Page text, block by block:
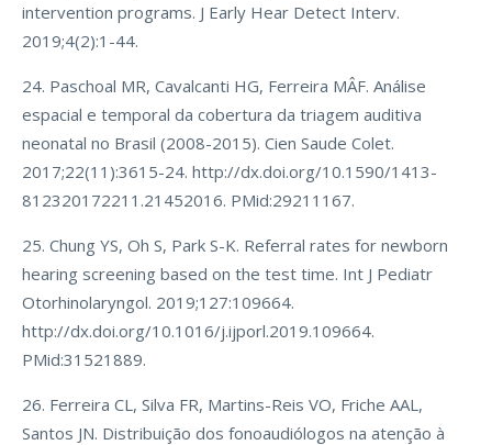
intervention programs. J Early Hear Detect Interv.
2019;4(2):1-44.
24. Paschoal MR, Cavalcanti HG, Ferreira MÂF. Análise
espacial e temporal da cobertura da triagem auditiva
neonatal no Brasil (2008-2015). Cien Saude Colet.
2017;22(11):3615-24. http://dx.doi.org/10.1590/1413-
812320172211.21452016. PMid:29211167.
25. Chung YS, Oh S, Park S-K. Referral rates for newborn
hearing screening based on the test time. Int J Pediatr
Otorhinolaryngol. 2019;127:109664.
http://dx.doi.org/10.1016/j.ijporl.2019.109664.
PMid:31521889.
26. Ferreira CL, Silva FR, Martins-Reis VO, Friche AAL,
Santos JN. Distribuição dos fonoaudiólogos na atenção à